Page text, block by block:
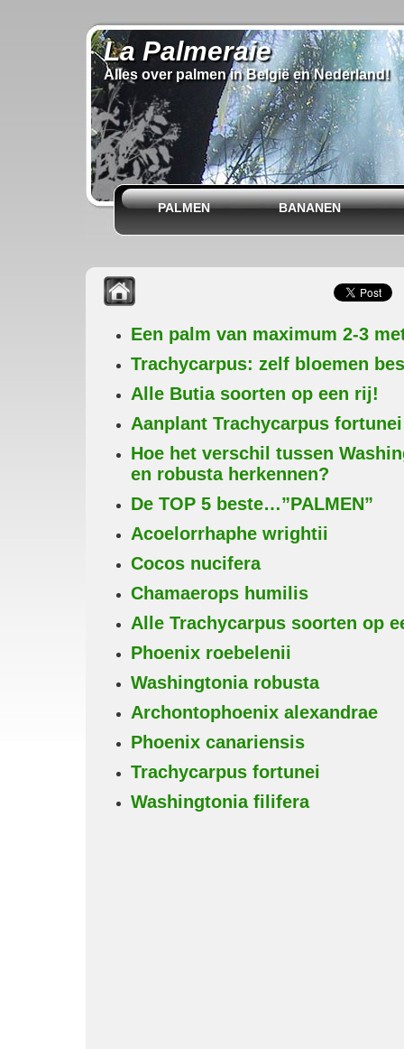
La Palmeraie
Alles over palmen in België en Nederland!
PALMEN BANANEN
Een palm van maximum 2-3
Trachycarpus: zelf bloemen
Alle Butia soorten op een rij!
Aanplant Trachycarpus fortunei
Hoe het verschil tussen
en robusta herkennen?
De TOP 5 beste…”PALMEN”
Acoelorrhaphe wrightii
Cocos nucifera
Chamaerops humilis
Alle Trachycarpus soorten op
Phoenix roebelenii
Washingtonia robusta
Archontophoenix alexandrae
Phoenix canariensis
Trachycarpus fortunei
Washingtonia filifera